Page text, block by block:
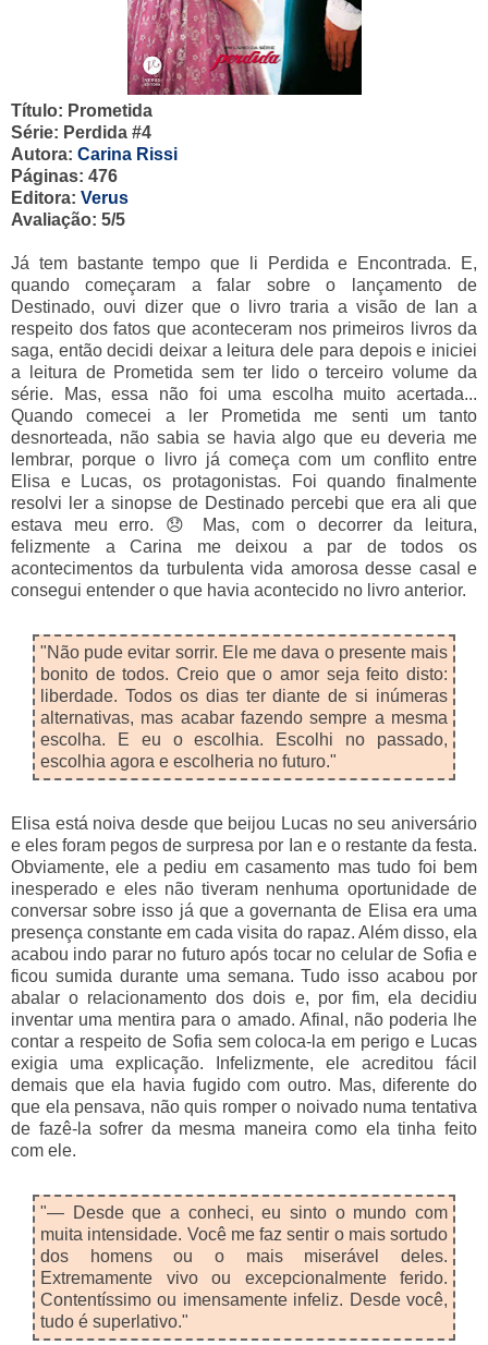
Título: Prometida
Série: Perdida #4
Autora: Carina Rissi
Páginas: 476
Editora: Verus
Avaliação: 5/5
Já tem bastante tempo que li Perdida e Encontrada. E,
quando começaram a falar sobre o lançamento de
Destinado, ouvi dizer que o livro traria a visão de Ian a
respeito dos fatos que aconteceram nos primeiros livros da
saga, então decidi deixar a leitura dele para depois e iniciei
a leitura de Prometida sem ter lido o terceiro volume da
série. Mas, essa não foi uma escolha muito acertada...
Quando comecei a ler Prometida me senti um tanto
desnorteada, não sabia se havia algo que eu deveria me
lembrar, porque o livro já começa com um conflito entre
Elisa e Lucas, os protagonistas. Foi quando finalmente
resolvi ler a sinopse de Destinado percebi que era ali que
estava meu erro. 😞 Mas, com o decorrer da leitura,
felizmente a Carina me deixou a par de todos os
acontecimentos da turbulenta vida amorosa desse casal e
consegui entender o que havia acontecido no livro anterior.
"Não pude evitar sorrir. Ele me dava o presente mais
bonito de todos. Creio que o amor seja feito disto:
liberdade. Todos os dias ter diante de si inúmeras
alternativas, mas acabar fazendo sempre a mesma
escolha. E eu o escolhia. Escolhi no passado,
escolhia agora e escolheria no futuro."
Elisa está noiva desde que beijou Lucas no seu aniversário
e eles foram pegos de surpresa por Ian e o restante da festa.
Obviamente, ele a pediu em casamento mas tudo foi bem
inesperado e eles não tiveram nenhuma oportunidade de
conversar sobre isso já que a governanta de Elisa era uma
presença constante em cada visita do rapaz. Além disso, ela
acabou indo parar no futuro após tocar no celular de Sofia e
ficou sumida durante uma semana. Tudo isso acabou por
abalar o relacionamento dos dois e, por fim, ela decidiu
inventar uma mentira para o amado. Afinal, não poderia lhe
contar a respeito de Sofia sem coloca-la em perigo e Lucas
exigia uma explicação. Infelizmente, ele acreditou fácil
demais que ela havia fugido com outro. Mas, diferente do
que ela pensava, não quis romper o noivado numa tentativa
de fazê-la sofrer da mesma maneira como ela tinha feito
com ele.
"— Desde que a conheci, eu sinto o mundo com
muita intensidade. Você me faz sentir o mais sortudo
dos homens ou o mais miserável deles.
Extremamente vivo ou excepcionalmente ferido.
Contentíssimo ou imensamente infeliz. Desde você,
tudo é superlativo."